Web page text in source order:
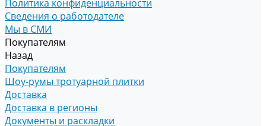
Политика конфиденциальности
Сведения о работодателе
Мы в СМИ
Покупателям
Назад
Покупателям
Шоу-румы тротуарной плитки
Доставка
Доставка в регионы
Документы и раскладки